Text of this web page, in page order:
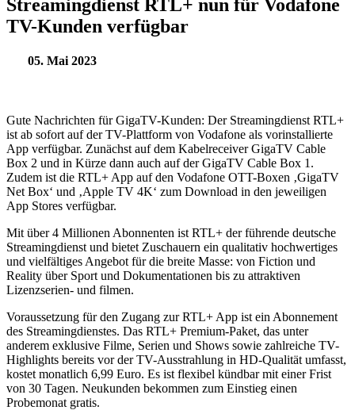
Streamingdienst RTL+ nun für Vodafone
TV-Kunden verfügbar
05. Mai 2023
Gute Nachrichten für GigaTV-Kunden: Der Streamingdienst RTL+
ist ab sofort auf der TV-Plattform von Vodafone als vorinstallierte
App verfügbar. Zunächst auf dem Kabelreceiver GigaTV Cable
Box 2 und in Kürze dann auch auf der GigaTV Cable Box 1.
Zudem ist die RTL+ App auf den Vodafone OTT-Boxen ‚GigaTV
Net Box‘ und ‚Apple TV 4K‘ zum Download in den jeweiligen
App Stores verfügbar.
Mit über 4 Millionen Abonnenten ist RTL+ der führende deutsche
Streamingdienst und bietet Zuschauern ein qualitativ hochwertiges
und vielfältiges Angebot für die breite Masse: von Fiction und
Reality über Sport und Dokumentationen bis zu attraktiven
Lizenzserien- und filmen.
Voraussetzung für den Zugang zur RTL+ App ist ein Abonnement
des Streamingdienstes. Das RTL+ Premium-Paket, das unter
anderem exklusive Filme, Serien und Shows sowie zahlreiche TV-
Highlights bereits vor der TV-Ausstrahlung in HD-Qualität umfasst,
kostet monatlich 6,99 Euro. Es ist flexibel kündbar mit einer Frist
von 30 Tagen. Neukunden bekommen zum Einstieg einen
Probemonat gratis.